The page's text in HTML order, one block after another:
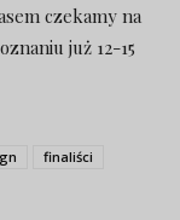
czekamy na
już 12-15
finaliści